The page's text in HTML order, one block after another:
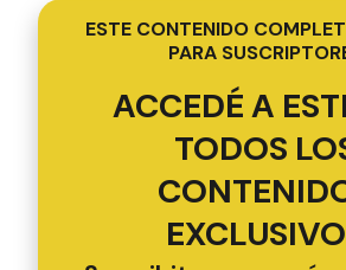
ESTE CONTENIDO
PARA
ACCEDÉ A
TODOS